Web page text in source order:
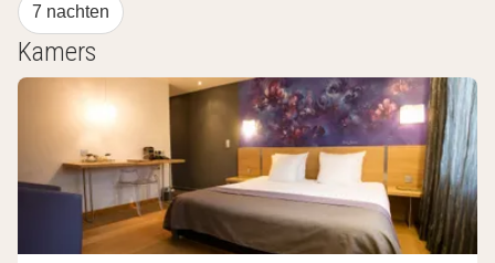
7 nachten
Kamers